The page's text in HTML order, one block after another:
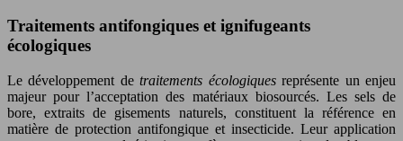
Traitements antifongiques et ignifugeants
écologiques
Le développement detraitements écologiquesreprésente un enjeu
majeur pour l’acceptation des matériaux biosourcés. Les sels de
bore, extraits de gisements naturels, constituent la référence en
matière de protection antifongique et insecticide. Leur application